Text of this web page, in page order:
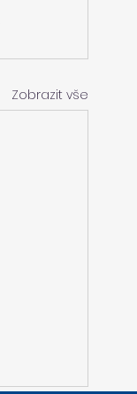
Zobrazit vše